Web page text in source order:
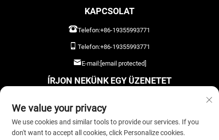
KAPCSOLAT
Telefon:+86-19355993771
Telefon:+86-19355993771
E-mail: [email protected]
ÍRJON NEKÜNK EGY ÜZENETET
We value your privacy
We use cookies and similar tools to provide our services. If you
don't want to accept all cookies, click Personalize cookies.